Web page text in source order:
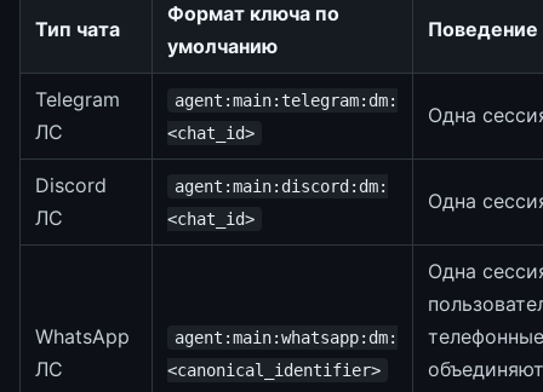
Тип чата
Формат ключа по
умолчанию
Поведение
Telegram
ЛС
agent:main:telegram:dm:
<chat_id>
Одна
Discord
ЛС
agent:main:discord:dm:
<chat_id>
Одна
WhatsApp
ЛС
agent:main:whatsapp:dm:
<canonical_identifier>
Одна